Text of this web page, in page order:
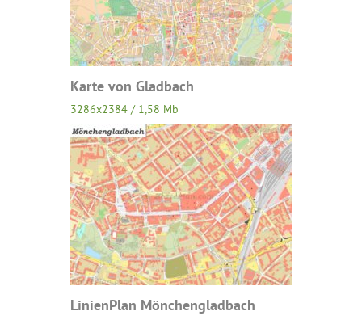
Karte von Gladbach
3286x2384 / 1,58 Mb
LinienPlan Mönchengladbach